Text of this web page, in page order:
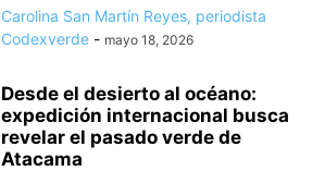
Carolina San Martín Reyes, periodista
Codexverde - mayo 18, 2026
Desde el desierto al océano:
expedición internacional busca
revelar el pasado verde de
Atacama